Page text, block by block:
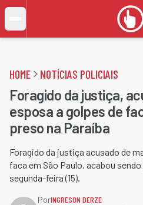
HOME NOTÍCIAS POLICIAIS
Foragido da justiça,
esposa a golpes de
preso na Paraíba
Foragido da justiça acusado de
faca em São Paulo, acabou
segunda-feira (15).
PorINGRESON DERZE